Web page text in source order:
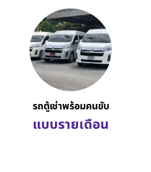
รถตู้เช่าพร้อมคนขับ
แบบรายเดือน